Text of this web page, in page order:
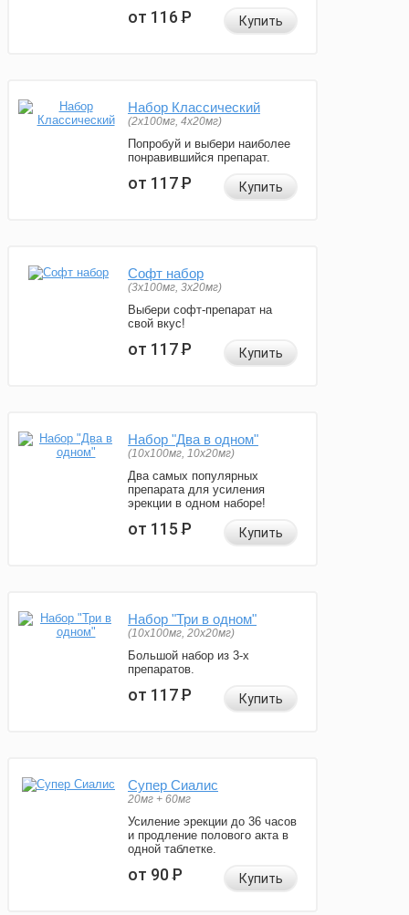
от 116Р Купить
Набор Классический
(2x100мг, 4x20мг)
Попробуй и выбери наиболее
понравившийся препарат.
от 117Р Купить
Софт набор
(3x100мг, 3x20мг)
Выбери софт-препарат на
свой вкус!
от 117Р Купить
Набор "Два в одном"
(10x100мг, 10x20мг)
Два самых популярных
препарата для усиления
эрекции в одном наборе!
от 115Р Купить
Набор "Три в одном"
(10x100мг, 20x20мг)
Большой набор из 3-х
препаратов.
от 117Р Купить
Супер Сиалис
20мг + 60мг
Усиление эрекции до 36 часов
и продление полового акта в
одной таблетке.
от 90Р Купить